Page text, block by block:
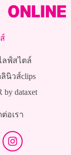
ลฟ์สไตล์
ลินิวส์clips
by dataxet
อเรา